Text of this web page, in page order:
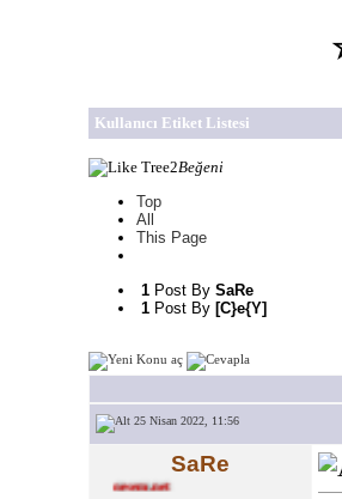
Kullanıcı Etiket Listesi
2Beğeni
Top
All
This Page
1 Post By SaRe
1 Post By [C}e{Y]
25 Nisan 2022, 11:56
SaRe